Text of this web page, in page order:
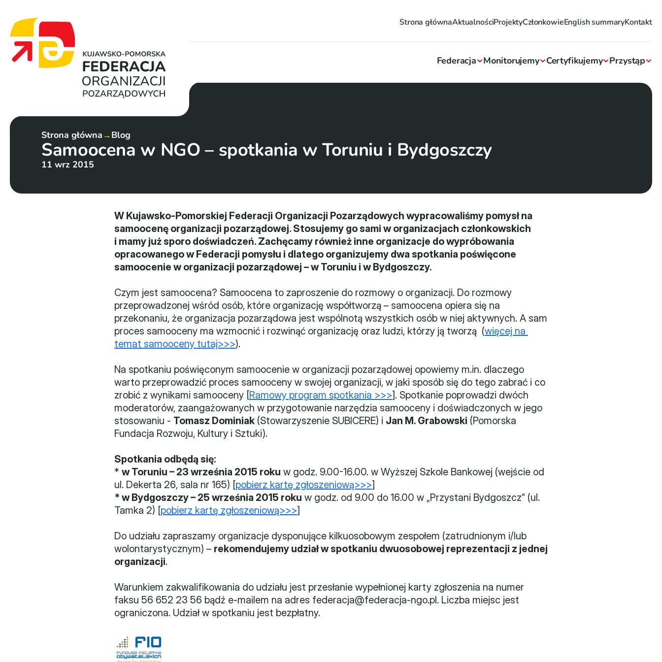
Strona głównaAktualnościProjektyCzłonkowieEnglish summaryKontakt
Federacja Monitorujemy Certyfikujemy Przystąp
Strona główna→Blog
Samoocena w NGO – spotkania w Toruniu i Bydgoszczy
11 wrz 2015
W Kujawsko-Pomorskiej Federacji Organizacji Pozarządowych wypracowaliśmy pomysł na
samoocenę organizacji pozarządowej. Stosujemy go sami w organizacjach członkowskich
i mamy już sporo doświadczeń. Zachęcamy również inne organizacje do wypróbowania
opracowanego w Federacji pomysłu i dlatego organizujemy dwa spotkania poświęcone
samoocenie w organizacji pozarządowej – w Toruniu i w Bydgoszczy.
Czym jest samoocena? Samoocena to zaproszenie do rozmowy o organizacji. Do rozmowy
przeprowadzonej wśród osób, które organizację współtworzą – samoocena opiera się na
przekonaniu, że organizacja pozarządowa jest wspólnotą wszystkich osób w niej aktywnych. A sam
proces samooceny ma wzmocnić i rozwinąć organizację oraz ludzi, którzy ją tworzą  (więcej na
temat samooceny tutaj>>>).
Na spotkaniu poświęconym samoocenie w organizacji pozarządowej opowiemy m.in. dlaczego
warto przeprowadzić proces samooceny w swojej organizacji, w jaki sposób się do tego zabrać i co
zrobić z wynikami samooceny [Ramowy program spotkania >>>]. Spotkanie poprowadzi dwóch
moderatorów, zaangażowanych w przygotowanie narzędzia samooceny i doświadczonych w jego
stosowaniu - Tomasz Dominiak (Stowarzyszenie SUBICERE) i Jan M. Grabowski (Pomorska
Fundacja Rozwoju, Kultury i Sztuki).
Spotkania odbędą się:
* w Toruniu – 23 września 2015 roku w godz. 9.00-16.00. w Wyższej Szkole Bankowej (wejście od
ul. Dekerta 26, sala nr 165) [pobierz kartę zgłoszeniową>>>]
* w Bydgoszczy – 25 września 2015 roku w godz. od 9.00 do 16.00 w „Przystani Bydgoszcz” (ul.
Tamka 2) [pobierz kartę zgłoszeniową>>>]
Do udziału zapraszamy organizacje dysponujące kilkuosobowym zespołem (zatrudnionym i/lub
wolontarystycznym) – rekomendujemy udział w spotkaniu dwuosobowej reprezentacji z jednej
organizacji.
Warunkiem zakwalifikowania do udziału jest przesłanie wypełnionej karty zgłoszenia na numer
faksu 56 652 23 56 bądź e-mailem na adres federacja@federacja-ngo.pl. Liczba miejsc jest
ograniczona. Udział w spotkaniu jest bezpłatny.